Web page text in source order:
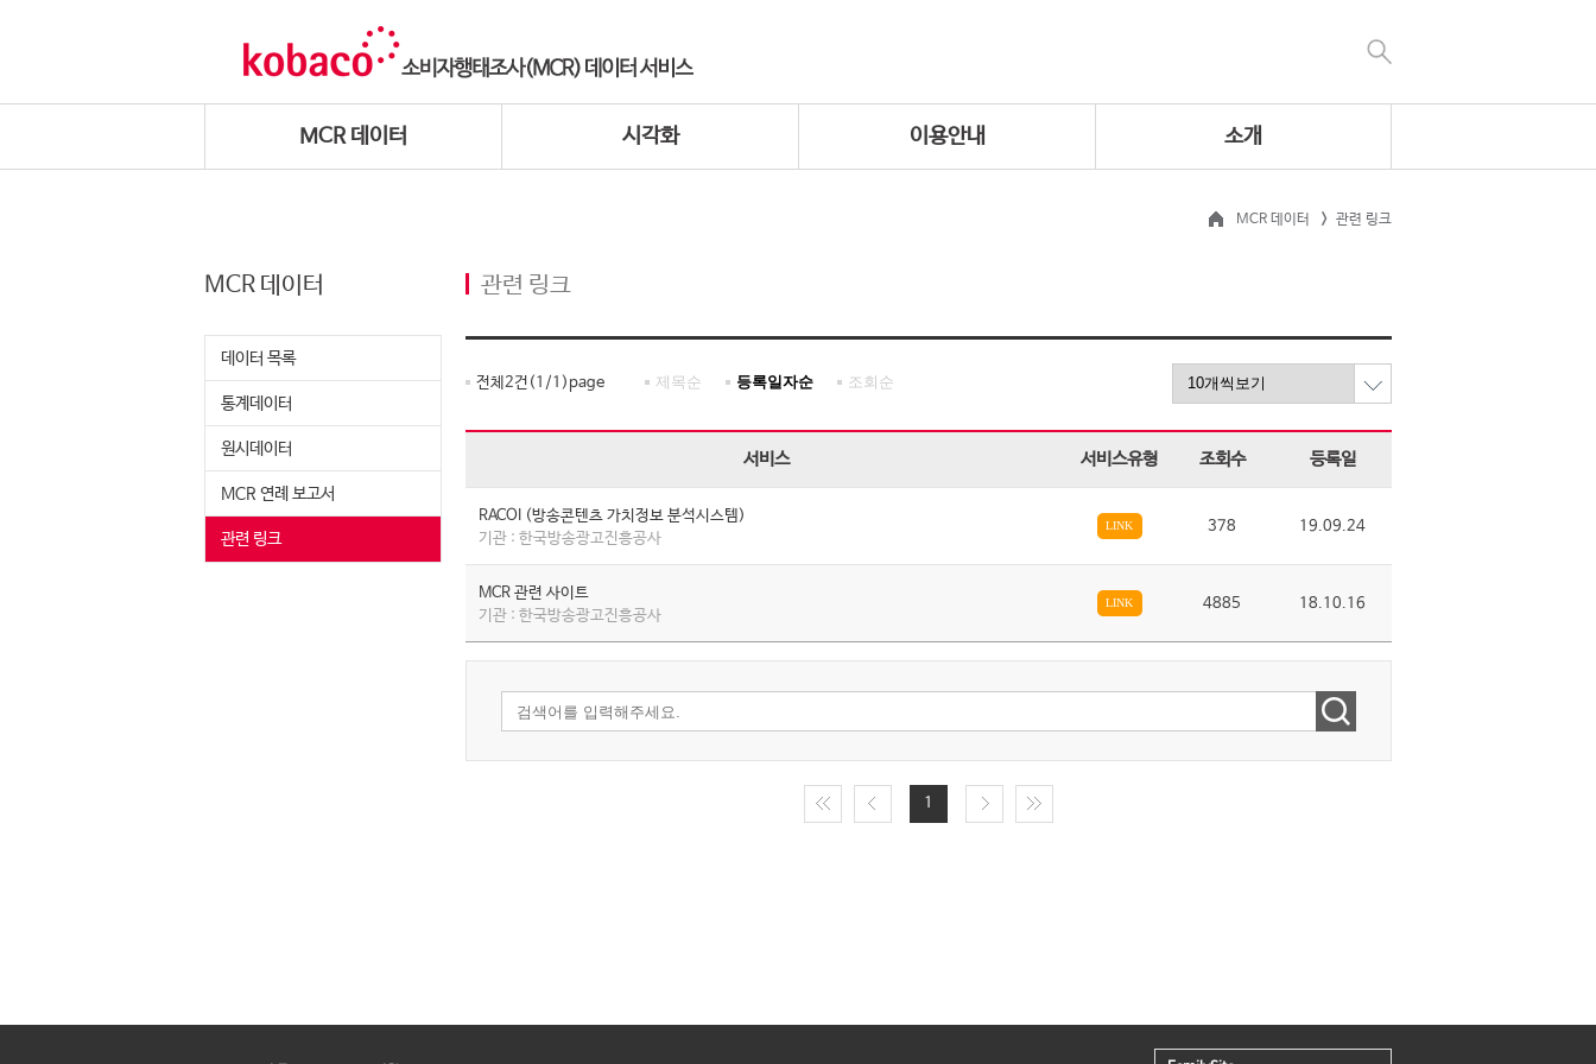
MCR 데이터 시각화 이용안내 소개
MCR 데이터 관련 링크
MCR 데이터
데이터 목록
통계데이터
원시데이터
MCR 연례 보고서
관련 링크
관련 링크
전체 2건(1 /1 )page 제목순 등록일자순 조회순
서비스 서비스유형 조회수 등록일
RACOI (방송콘텐츠 가치정보 분석시스템)
기관 : 한국방송광고진흥공사
LINK 378 19.09.24
MCR 관련 사이트
기관 : 한국방송광고진흥공사
LINK 4885 18.10.16
1